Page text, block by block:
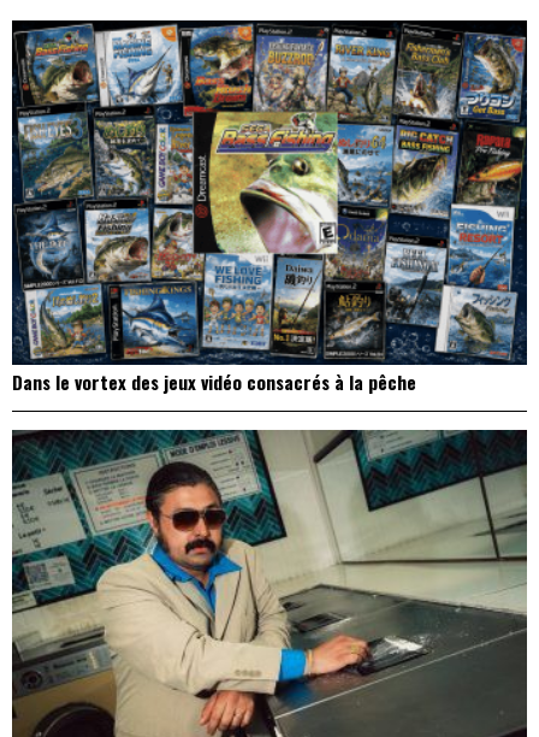
Dans le vortex des jeux vidéo consacrés à la pêche